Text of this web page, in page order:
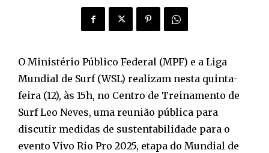
O Ministério Público Federal (MPF) e a Liga
Mundial de Surf (WSL) realizam nesta quinta-
feira (12), às 15h, no Centro de Treinamento de
Surf Leo Neves, uma reunião pública para
discutir medidas de sustentabilidade para o
evento Vivo Rio Pro 2025, etapa do Mundial de